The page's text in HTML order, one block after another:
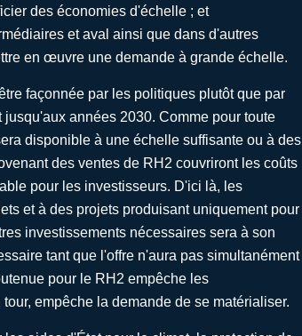
des économies d'échelle ; et
et aval ainsi que dans d'autres
en œuvre une demande à grande échelle.
façonnée par les politiques plutôt que par
années 2030. Comme pour toute
disponible à une échelle suffisante ou à des
des ventes de RH2 couvriront les coûts
pour les investisseurs. D'ici là, les
et à des projets produisant uniquement pour
investissements nécessaires sera à son
tant que l'offre n'aura pas simultanément
pour le RH2 empêche les
empêche la demande de se matérialiser.